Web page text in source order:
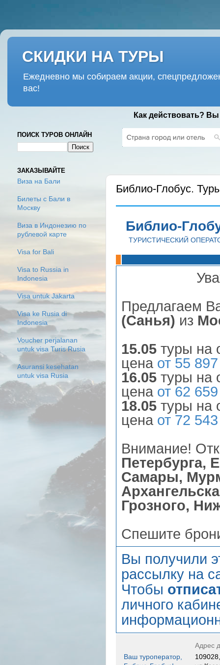
СКИДКИ НА ТУРЫ
Ежедневно мы собираем акции,
вас!
Как действовать?
Библио-Глобус.
Библио-
ТУРИСТИЧЕСКИЙ
Предлагаем
(Санья) из
15.05 туры на
цена от 55
16.05 туры на
цена от 62
18.05 туры на
цена от 72
Внимание!
Петербурга,
Самары,
Грозного,
Спешите
Вы получили
рассылку на
Чтобы
личного
Адрес
Ваш туроператор,
ПОИСК ТУРОВ ОНЛАЙН
ЗАКАЗЫВАЙТЕ
Виза на Бали
Билеты с Бали в
Москву
Виза в Индонезию по
рублевой карте
Visa for Bali
Visa to Russia in
Indonesia
Visa untuk Jakarta
Visa ke Rusia di
Indonesia
Voucher perjalanan
untuk visa Turis Rusia
Asuransi kesehatan
untuk visa Rusia